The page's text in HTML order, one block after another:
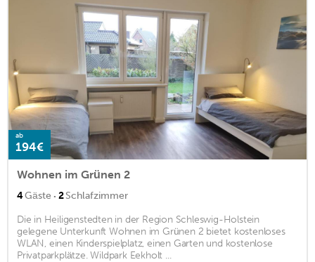
ab
194€
Wohnen im Grünen 2
4Gäste · 2Schlafzimmer
Die in Heiligenstedten in der Region Schleswig-Holstein
gelegene Unterkunft Wohnen im Grünen 2 bietet kostenloses
WLAN, einen Kinderspielplatz, einen Garten und kostenlose
Privatparkplätze. Wildpark Eekholt ...